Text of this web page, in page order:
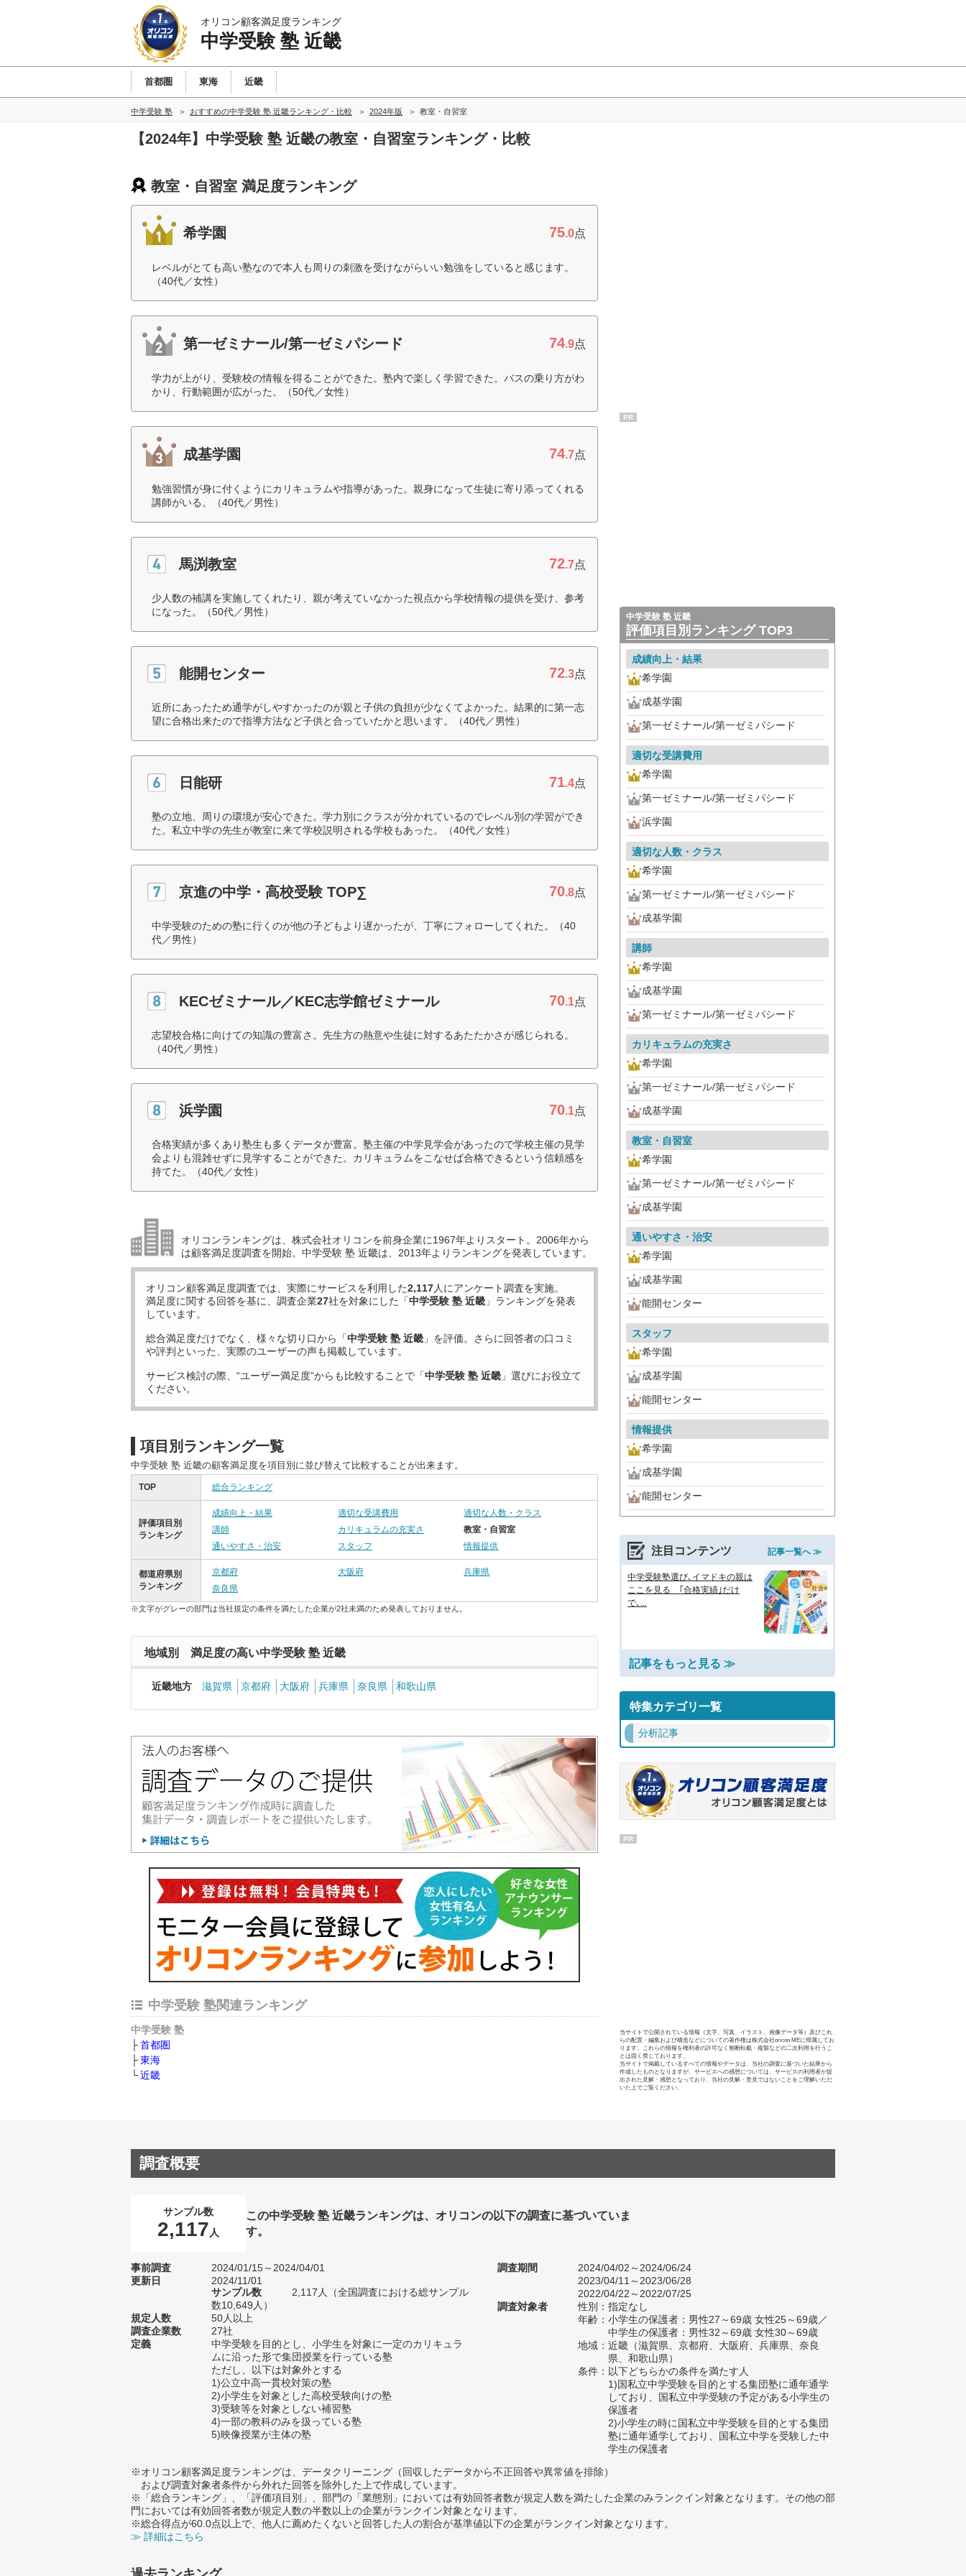
オリコン顧客満足度ランキング
中学受験 塾 近畿
首都圏 東海 近畿
中学受験 塾 おすすめの中学受験 塾 近畿ランキング・比較 2024年版 教室・自習室
【2024年】中学受験 塾 近畿の教室・自習室ランキング・比較
教室・自習室 満足度ランキング
希学園 75.0点
レベルがとても高い塾なので本人も周りの刺激を受けながらいい勉強をしていると感じます。
（40代／女性）
第一ゼミナール/第一ゼミパシード 74.9点
学力が上がり、受験校の情報を得ることができた。塾内で楽しく学習できた。バスの乗り方がわ
かり、行動範囲が広がった。（50代／女性）
成基学園 74.7点
勉強習慣が身に付くようにカリキュラムや指導があった。親身になって生徒に寄り添ってくれる
講師がいる。（40代／男性）
馬渕教室 72.7点
少人数の補講を実施してくれたり、親が考えていなかった視点から学校情報の提供を受け、参考
になった。（50代／男性）
能開センター 72.3点
近所にあったため通学がしやすかったのが親と子供の負担が少なくてよかった。結果的に第一志
望に合格出来たので指導方法など子供と合っていたかと思います。（40代／男性）
日能研 71.4点
塾の立地、周りの環境が安心できた。学力別にクラスが分かれているのでレベル別の学習ができ
た。私立中学の先生が教室に来て学校説明される学校もあった。（40代／女性）
京進の中学・高校受験 TOP∑ 70.8点
中学受験のための塾に行くのが他の子どもより遅かったが、丁寧にフォローしてくれた。（40
代／男性）
KECゼミナール／KEC志学館ゼミナール 70.1点
志望校合格に向けての知識の豊富さ。先生方の熱意や生徒に対するあたたかさが感じられる。
（40代／男性）
浜学園 70.1点
合格実績が多くあり塾生も多くデータが豊富。塾主催の中学見学会があったので学校主催の見学
会よりも混雑せずに見学することができた。カリキュラムをこなせば合格できるという信頼感を
持てた。（40代／女性）
オリコンランキングは、株式会社オリコンを前身企業に1967年よりスタート。2006年から
は顧客満足度調査を開始。中学受験 塾 近畿は、2013年よりランキングを発表しています。
オリコン顧客満足度調査では、実際にサービスを利用した2,117人にアンケート調査を実施。
満足度に関する回答を基に、調査企業27社を対象にした「中学受験 塾 近畿 」ランキングを発表
しています。
総合満足度だけでなく、様々な切り口から「中学受験 塾 近畿 」を評価。さらに回答者の口コミ
や評判といった、実際のユーザーの声も掲載しています。
サービス検討の際、“ユーザー満足度”からも比較することで「中学受験 塾 近畿 」選びにお役立て
ください。
項目別ランキング一覧
中学受験 塾 近畿の顧客満足度を項目別に並び替えて比較することが出来ます。
TOP 総合ランキング
評価項目別
ランキング
成績向上・結果 適切な受講費用
適切な人数・クラス
講師
カリキュラムの充実さ
教室・自習室
通いやすさ・治安
スタッフ 情報提供
都道府県別
ランキング
京都府 大阪府
兵庫県
奈良県
※文字がグレーの部門は当社規定の条件を満たした企業が2社未満のため発表しておりません。
地域別 満足度の高い中学受験 塾 近畿
近畿地方 滋賀県 京都府 大阪府 兵庫県 奈良県 和歌山県
中学受験 塾関連ランキング
中学受験 塾
首都圏
東海
近畿
PR
中学受験 塾 近畿
評価項目別ランキング TOP3
成績向上・結果
希学園
成基学園
第一ゼミナール/第一ゼミパシード
適切な受講費用
希学園
第一ゼミナール/第一ゼミパシード
浜学園
適切な人数・クラス
希学園
第一ゼミナール/第一ゼミパシード
成基学園
講師
希学園
成基学園
第一ゼミナール/第一ゼミパシード
カリキュラムの充実さ
希学園
第一ゼミナール/第一ゼミパシード
成基学園
教室・自習室
希学園
第一ゼミナール/第一ゼミパシード
成基学園
通いやすさ・治安
希学園
成基学園
能開センター
スタッフ
希学園
成基学園
能開センター
情報提供
希学園
成基学園
能開センター
注目コンテンツ 記事一覧へ ≫
中学受験塾選び､イマドキの親は
ここを見る ｢合格実績｣だけ
で､...
記事をもっと見る ≫
特集カテゴリ一覧
分析記事
PR
当サイトで公開されている情報（文字、写真、イラスト、画像データ等）及びこれ
らの配置・編集および構造などについての著作権は株式会社oricon MEに帰属してお
ります。これらの情報を権利者の許可なく無断転載・複製などの二次利用を行うこ
とは固く禁じております。
当サイトで掲載しているすべての情報やデータは、当社の調査に基づいた結果から
作成したものとなりますが、サービスへの感想については、サービスの利用者が提
出された見解・感想となっており、当社の見解・意見ではないことをご理解いただ
いた上でご覧ください。
調査概要
サンプル数
2,117 人
この中学受験 塾 近畿ランキングは、オリコンの以下の調査に基づいていま
す。
事前調査
2024/01/15～2024/04/01
更新日
2024/11/01
サンプル数
2,117人（全国調査における総サンプル
数10,649人）
規定人数
50人以上
調査企業数
27社
定義
中学受験を目的とし、小学生を対象に一定のカリキュラ
ムに沿った形で集団授業を行っている塾
ただし、以下は対象外とする
1)公立中高一貫校対策の塾
2)小学生を対象とした高校受験向けの塾
3)受験等を対象としない補習塾
4)一部の教科のみを扱っている塾
5)映像授業が主体の塾
調査期間
2024/04/02～2024/06/24
2023/04/11～2023/06/28
2022/04/22～2022/07/25
調査対象者
性別：指定なし
年齢：小学生の保護者：男性27～69歳 女性25～69歳／
中学生の保護者：男性32～69歳 女性30～69歳
地域：近畿（滋賀県、京都府、大阪府、兵庫県、奈良
県、和歌山県）
条件：以下どちらかの条件を満たす人
1)国私立中学受験を目的とする集団塾に通年通学
しており、国私立中学受験の予定がある小学生の
保護者
2)小学生の時に国私立中学受験を目的とする集団
塾に通年通学しており、国私立中学を受験した中
学生の保護者
※オリコン顧客満足度ランキングは、データクリーニング（回収したデータから不正回答や異常値を排除）
および調査対象者条件から外れた回答を除外した上で作成しています。
※「総合ランキング」、「評価項目別」、部門の「業態別」においては有効回答者数が規定人数を満たした企業のみランクイン対象となります。その他の部
門においては有効回答者数が規定人数の半数以上の企業がランクイン対象となります。
※総合得点が60.0点以上で、他人に薦めたくないと回答した人の割合が基準値以下の企業がランクイン対象となります。
≫ 詳細はこちら